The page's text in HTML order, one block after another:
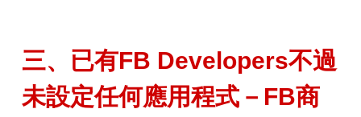
三、已有FB Developers不過
未設定任何應用程式－FB商